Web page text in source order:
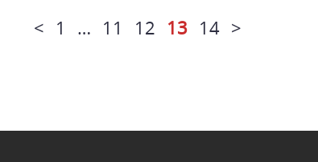
< 1 … 11 12 13 14 >